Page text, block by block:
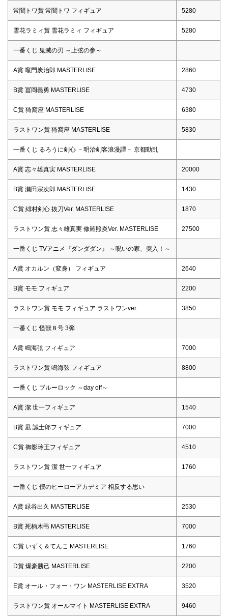
常闇トワ賞 常闇トワ フィギュア 5280
雪花ラミィ賞 雪花ラミィ フィギュア 5280
一番くじ 鬼滅の刃 ～上弦の参～
A賞 竈門炭治郎 MASTERLISE 2860
B賞 冨岡義勇 MASTERLISE 4730
C賞 猗窩座 MASTERLISE 6380
ラストワン賞 猗窩座 MASTERLISE 5830
一番くじ るろうに剣心 －明治剣客浪漫譚－ 京都動乱
A賞 志々雄真実 MASTERLISE 20000
B賞 瀬田宗次郎 MASTERLISE 1430
C賞 緋村剣心 抜刀Ver. MASTERLISE 1870
ラストワン賞 志々雄真実 修羅照炎Ver. MASTERLISE 27500
一番くじ TVアニメ『ダンダダン』 ～呪いの家、突入！～
A賞 オカルン（変身） フィギュア 2640
B賞 モモ フィギュア 2200
ラストワン賞 モモ フィギュア ラストワンver. 3850
一番くじ 怪獣８号 3弾
A賞 鳴海弦 フィギュア 7000
ラストワン賞 鳴海弦 フィギュア 8800
一番くじ ブルーロック ～day off～
A賞 潔 世一フィギュア 1540
B賞 凪 誠士郎フィギュア 7000
C賞 御影玲王フィギュア 4510
ラストワン賞 潔 世一フィギュア 1760
一番くじ 僕のヒーローアカデミア 相反する思い
A賞 緑谷出久 MASTERLISE 2530
B賞 死柄木弔 MASTERLISE 7000
C賞 いずく＆てんこ MASTERLISE 1760
D賞 爆豪勝己 MASTERLISE 2200
E賞 オール・フォー・ワン MASTERLISE EXTRA 3520
ラストワン賞 オールマイト MASTERLISE EXTRA 9460